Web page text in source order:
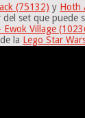
(75132) y Hoth
set que puede
Ewok Village
la Lego Star